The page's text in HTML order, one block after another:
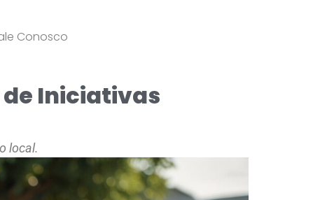
Conosco
Iniciativas
local.